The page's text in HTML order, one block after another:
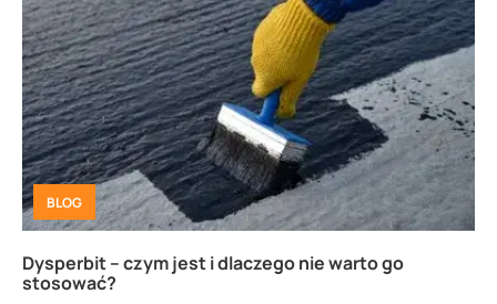
BLOG
Dysperbit – czym jest i dlaczego nie warto go
stosować?